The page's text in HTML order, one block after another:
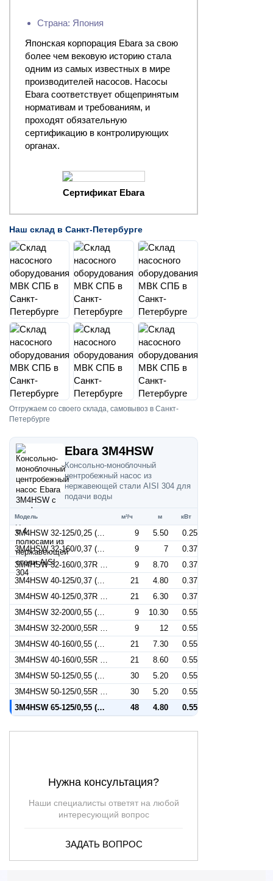
Страна: Япония
Японская корпорация Ebara за свою
более чем вековую историю стала
одним из самых известных в мире
производителей насосов. Насосы
Ebara соответствует общепринятым
нормативам и требованиям, и
проходят обязательную
сертификацию в контролирующих
органах.
Сертификат Ebara
Наш склад в Санкт-Петербурге
Отгружаем со своего склада, самовывоз в Санкт-
Петербурге
Ebara 3M4HSW
Консольно-моноблочный
центробежный насос из
нержавеющей стали AISI 304 для
подачи воды
Модель м³/ч м кВт
3M4HSW 32-125/0,25 (Артикул 1270019104) 9 5.50
0.25
3M4HSW 32-160/0,37 (Артикул 1270029104)
9 7
0.37
3M4HSW 32-160/0,37R (Артикул 1279029104)
9 8.70
0.37
3M4HSW 40-125/0,37 (Артикул 1280029104)
21 4.80
0.37
3M4HSW 40-125/0,37R (Артикул 1289029104)
21 6.30
0.37
3M4HSW 32-200/0,55 (Артикул 1270039104)
9 10.30
0.55
3M4HSW 32-200/0,55R (Артикул 1279039104)
9 12
0.55
3M4HSW 40-160/0,55 (Артикул 1280039104)
21 7.30
0.55
3M4HSW 40-160/0,55R (Артикул 1289039104)
21 8.60
0.55
3M4HSW 50-125/0,55 (Артикул 1290039104)
30 5.20
0.55
3M4HSW 50-125/0,55R (Артикул 1299039104)
30 5.20
0.55
3M4HSW 65-125/0,55 (Артикул 1344039104)
48 4.80 0.55
Нужна консультация?
Наши специалисты ответят на любой
интересующий вопрос
ЗАДАТЬ ВОПРОС